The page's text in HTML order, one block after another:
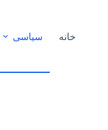
خانه سیاسی